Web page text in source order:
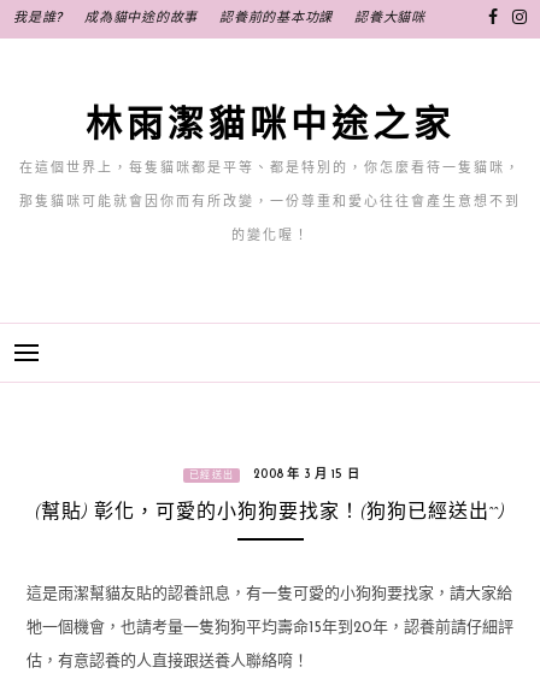
至
我是誰? 成為貓中途的故事 認養前的基本功課 認養大貓咪
林雨潔貓咪中途之家
在這個世界上，每隻貓咪都是平等、都是特別的，你怎麼看待一隻貓咪，
那隻貓咪可能就會因你而有所改變，一份尊重和愛心往往會產生意想不到
的變化喔！
已經送出 2008 年 3 月 15 日
(幫貼) 彰化，可愛的小狗狗要找家！(狗狗已經送出^^)
這是雨潔幫貓友貼的認養訊息，有一隻可愛的小狗狗要找家，請大家給
牠一個機會，也請考量一隻狗狗平均壽命15年到20年，認養前請仔細評
估，有意認養的人直接跟送養人聯絡唷！